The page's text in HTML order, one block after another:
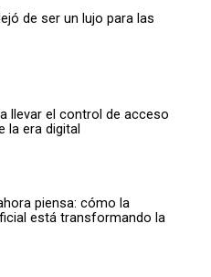
de ser un lujo para las
llevar el control de acceso
la era digital
piensa: cómo la
está transformando la